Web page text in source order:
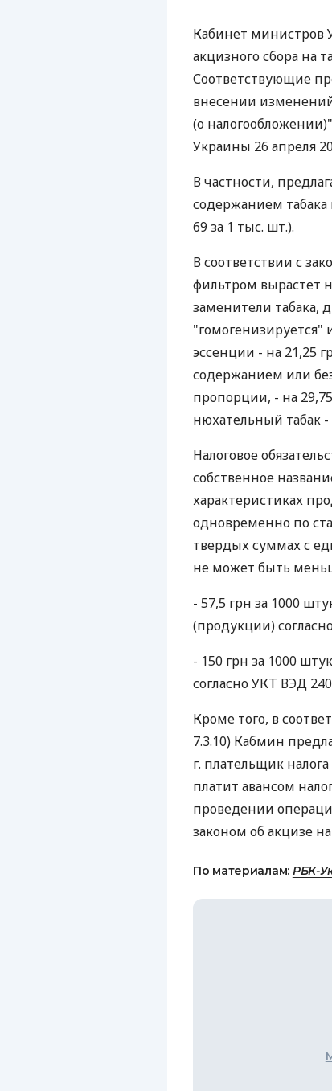
Кабинет министров
акцизного сбора на
Соответствующие
внесении
(о
Украины 26 апреля
В частности,
содержанием табака
69 за 1 тыс. шт.).
В соответствии с
фильтром вырастет
заменители табака,
"гомогенизируется"
эссенции - на 21,25
содержанием или
пропорции, - на
нюхательный табак -
Налоговое
собственное
характеристиках
одновременно по
твердых суммах с
не может быть
- 57,5 грн за 1000
(продукции)
- 150 грн за 1000
согласно УКТ ВЭД
Кроме того, в
7.3.10) Кабмин
г. плательщик
платит авансом
проведении
законом об акцизе на
По материалам: РБК-